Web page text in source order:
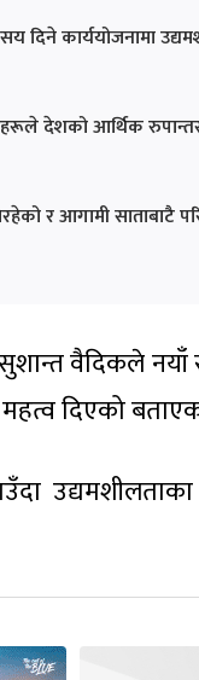
दिने कार्ययोजनामा
देशको आर्थिक
र आगामी साताबाटै
सुशान्त वैदिकले
दिएको